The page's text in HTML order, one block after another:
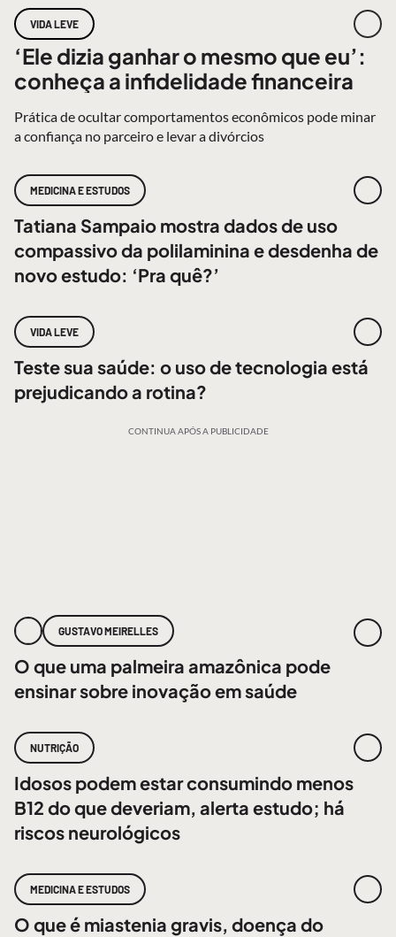
VIDA LEVE
‘Ele dizia ganhar o mesmo que eu’:
conheça a infidelidade financeira
Prática de ocultar comportamentos econômicos pode minar
a confiança no parceiro e levar a divórcios
MEDICINA E ESTUDOS
Tatiana Sampaio mostra dados de uso
compassivo da polilaminina e desdenha de
novo estudo: ‘Pra quê?’
VIDA LEVE
Teste sua saúde: o uso de tecnologia está
prejudicando a rotina?
CONTINUA APÓS A PUBLICIDADE
GUSTAVO MEIRELLES
O que uma palmeira amazônica pode
ensinar sobre inovação em saúde
NUTRIÇÃO
Idosos podem estar consumindo menos
B12 do que deveriam, alerta estudo; há
riscos neurológicos
MEDICINA E ESTUDOS
O que é miastenia gravis, doença do